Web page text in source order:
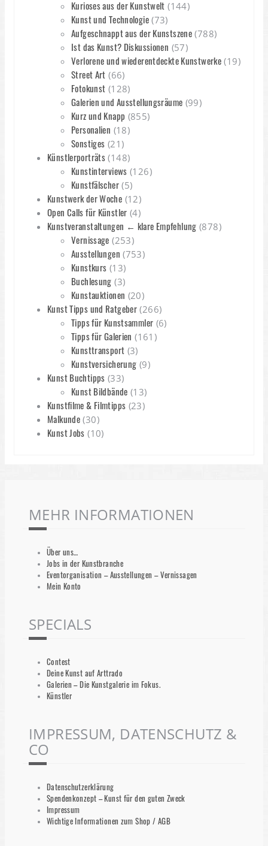
Kurioses aus der Kunstwelt (144)
Kunst und Technologie(73)
Aufgeschnappt aus der Kunstszene (788)
Ist das Kunst? Diskussionen (57)
Verlorene und wiederentdeckte Kunstwerke (19)
Street Art (66)
Fotokunst (128)
Galerien und Ausstellungsräume (99)
Kurz und Knapp (855)
Personalien (18)
Sonstiges (21)
Künstlerporträts (148)
Kunstinterviews (126)
Kunstfälscher(5)
Kunstwerk der Woche (12)
Open Calls für Künstler (4)
Kunstveranstaltungen ← klare Empfehlung (878)
Vernissage (253)
Ausstellungen (753)
Kunstkurs (13)
Buchlesung (3)
Kunstauktionen (20)
Kunst Tipps und Ratgeber (266)
Tipps für Kunstsammler (6)
Tipps für Galerien (161)
Kunsttransport (3)
Kunstversicherung (9)
Kunst Buchtipps (33)
Kunst Bildbände (13)
Kunstfilme & Filmtipps (23)
Malkunde (30)
Kunst Jobs (10)
MEHR INFORMATIONEN
Über uns…
Jobs in der Kunstbranche
Eventorganisation – Ausstellungen – Vernissagen
Mein Konto
SPECIALS
Contest
Deine Kunst auf Arttrado
Galerien – Die Kunstgalerie im Fokus.
Künstler
IMPRESSUM, DATENSCHUTZ &
CO
Datenschutzerklärung
Spendenkonzept – Kunst für den guten Zweck
Impressum
Wichtige Informationen zum Shop / AGB